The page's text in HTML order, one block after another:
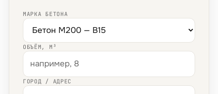
МАРКА БЕТОНА
ОБЪЁМ, М³
ГОРОД / АДРЕС